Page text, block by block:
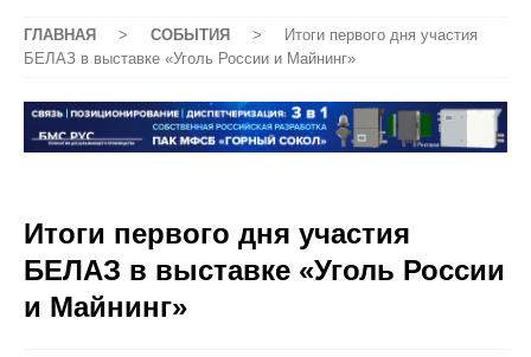
ГЛАВНАЯ > СОБЫТИЯ >
Итоги первого дня участия
БЕЛАЗ в выставке «Уголь России и Майнинг»
Итоги первого дня участия
БЕЛАЗ в выставке «Уголь России
и Майнинг»